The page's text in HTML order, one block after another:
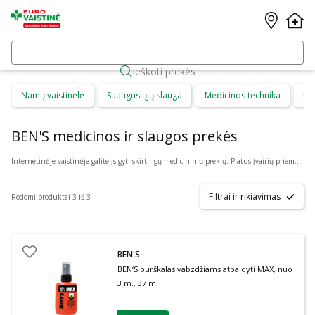
Ieškoti prekės
Namų vaistinėlė Suaugusiųjų slauga Medicinos technika
BEN'S medicinos ir slaugos prekės
Internetinėje vaistinėje galite įsigyti skirtingų medicininių prekių. Platus įvairių priemonių ir technikos pasirinkimas leis visiems pirkėjams lengviau rasti tai, ko jie ieško. Šioje prekių kategorijoje yra daugybė skirtingų medicinos priemonių ir priedų, pradedant specialiais kremais ir pleistrais, baigiant kapsulėmis ar drėkinančiais akių lašais. Jeigu jums sunku apsispręsti, kurie produktai būtų geriausias ar tinkamiausias pasirinkimas, mūsų konsultantai gali jums patarti nuotoliniu būdu: internetu aktyviame pokalbio lange, el. paštu ar telefonu.
Rodomi produktai 3 iš 3 Filtrai ir rikiavimas
BEN'S
BEN‘S purškalas vabzdžiams atbaidyti MAX, nuo
3 m., 37 ml